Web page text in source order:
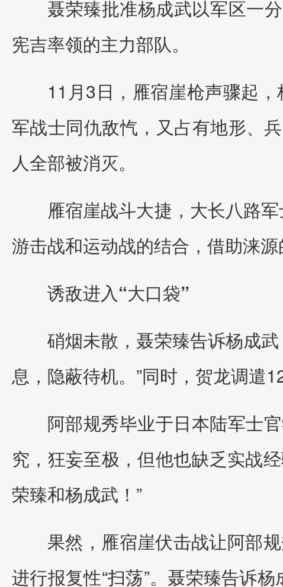
聂荣臻批准杨成武以军区一
宪吉率领的主力部队。
11月3日，雁宿崖枪声骤起
军战士同仇敌忾，又占有地形、
人全部被消灭。
雁宿崖战斗大捷，大长八路
游击战和运动战的结合，借助涞
诱敌进入“大口袋”
硝烟未散，聂荣臻告诉杨成
息，隐蔽待机。”同时，贺龙调遣
阿部规秀毕业于日本陆军士
究，狂妄至极，但他也缺乏实战
荣臻和杨成武！”
果然，雁宿崖伏击战让阿部
进行报复性“扫荡”。聂荣臻告诉